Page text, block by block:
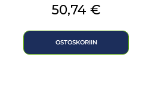
Hinta
50,74 €
OSTOSKORIIN